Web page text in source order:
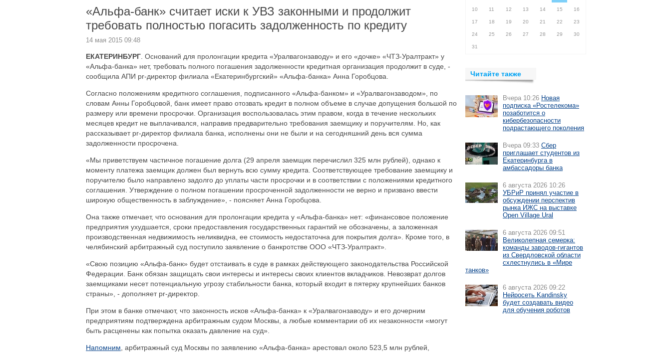
«Альфа-банк» считает иски к УВЗ законными и продолжит
требовать полностью погасить задолженность по кредиту
14 мая 2015 09:48
ЕКАТЕРИНБУРГ . Оснований для пролонгации кредита «Уралвагонзаводу» и его «дочке» «ЧТЗ-Уралтракт» у
«Альфа-банка» нет, требовать полного погашения задолженности кредитная организация продолжит в суде, -
сообщила АПИ pr-директор филиала «Екатеринбургский» «Альфа-банка» Анна Горобцова.
Согласно положениям кредитного соглашения, подписанного «Альфа-банком» и «Уралвагонзаводом», по
словам Анны Горобцовой, банк имеет право отозвать кредит в полном объеме в случае допущения большой по
размеру или времени просрочки. Организация воспользовалась этим правом, когда в течение нескольких
месяцев кредит не выплачивался, направив предварительно требования заемщику и поручителям. Но, как
рассказывает pr-директор филиала банка, исполнены они не были и на сегодняшний день вся сумма
задолженности просрочена.
«Мы приветствуем частичное погашение долга (29 апреля заемщик перечислил 325 млн рублей), однако к
моменту платежа заемщик должен был вернуть всю сумму кредита. Соответствующее требование заемщику и
поручителю было направлено задолго до уплаты части просрочки и в соответствии с положениями кредитного
соглашения. Утверждение о полном погашении просроченной задолженности не верно и призвано ввести
широкую общественность в заблуждение», - поясняет Анна Горобцова.
Она также отмечает, что основания для пролонгации кредита у «Альфа-банка» нет: «финансовое положение
предприятия ухудшается, сроки предоставления государственных гарантий не обозначены, а заложенная
производственная недвижимость неликвидна, ее стоимость недостаточна для покрытия долга». Кроме того, в
челябинский арбитражный суд поступило заявление о банкротстве ООО «ЧТЗ-Уралтракт».
«Свою позицию «Альфа-банк» будет отстаивать в суде в рамках действующего законодательства Российской
Федерации. Банк обязан защищать свои интересы и интересы своих клиентов вкладчиков. Невозврат долгов
заемщиками несет потенциальную угрозу стабильности банка, который входит в пятерку крупнейших банков
страны», - дополняет pr-директор.
При этом в банке отмечают, что законность исков «Альфа-банка» к «Уралвагонзаводу» и его дочерним
предприятиям подтверждена арбитражным судом Москвы, а любые комментарии об их незаконности «могут
быть расценены как попытка оказать давление на суд».
Напомним , арбитражный суд Москвы по заявлению «Альфа-банка» арестовал около 523,5 млн рублей,
10 11 12 13 14 15 16
17 18 19 20 21 22 23
24 25 26 27 28 29 30
31
Читайте также
Вчера 10:26 Новая
подписка «Ростелекома»
позаботится о
кибербезопасности
подрастающего поколения
Вчера 09:33 Сбер
приглашает студентов из
Екатеринбурга в
амбассадоры банка
6 августа 2026 10:26
УБРиР принял участие в
обсуждении перспектив
рынка ИЖС на выставке
Open Village Ural
6 августа 2026 09:51
Великолепная семерка:
команды заводов-гигантов
из Свердловской области
схлестнулись в «Мире
танков»
6 августа 2026 09:22
Нейросеть Kandinsky
будет создавать видео
для обучения роботов